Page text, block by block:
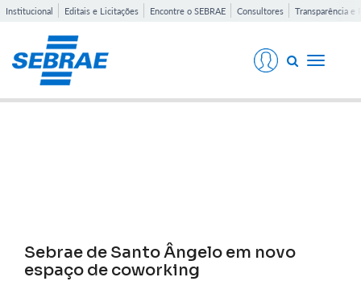
Institucional Editais e Licitações Encontre o SEBRAE Consultores Transparência e
Toggle
Sebrae de Santo Ângelo em novo
espaço de coworking